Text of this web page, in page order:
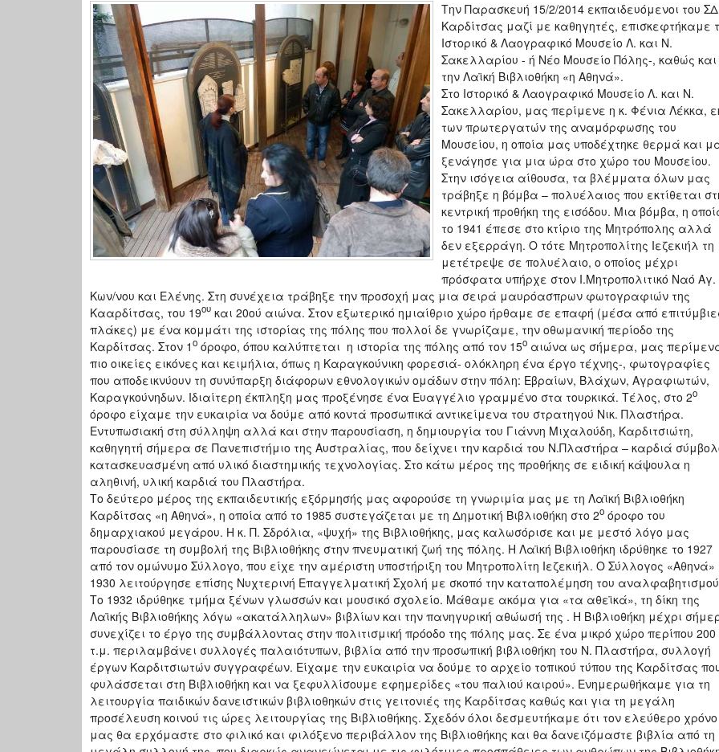
Την Παρασκευή 15/2/2014 εκπαιδευόμενοι του
Καρδίτσας μαζί με καθηγητές, επισκεφτήκαμε
Ιστορικό & Λαογραφικό Μουσείο Λ. και Ν.
Σακελλαρίου - ή Νέο Μουσείο Πόλης-, καθώς και
την Λαϊκή Βιβλιοθήκη «η Αθηνά».
Στο Ιστορικό & Λαογραφικό Μουσείο Λ. και Ν.
Σακελλαρίου, μας περίμενε η κ. Φένια Λέκκα,
των πρωτεργατών της αναμόρφωσης του
Μουσείου, η οποία μας υποδέχτηκε θερμά και
ξενάγησε για μια ώρα στο χώρο του Μουσείου.
Στην ισόγεια αίθουσα, τα βλέμματα όλων μας
τράβηξε η βόμβα – πολυέλαιος που εκτίθεται
κεντρική προθήκη της εισόδου. Μια βόμβα, η
το 1941 έπεσε στο κτίριο της Μητρόπολης αλλά
δεν εξερράγη. Ο τότε Μητροπολίτης Ιεζεκιήλ τη
μετέτρεψε σε πολυέλαιο, ο οποίος μέχρι
πρόσφατα υπήρχε στον Ι.Μητροπολιτικό Ναό Αγ.
Κων/νου και Ελένης. Στη συνέχεια τράβηξε την προσοχή μας μια σειρά μαυρόασπρων φωτογραφιών της
Κααρδίτσας, του 19ου και 20ού αιώνα. Στον εξωτερικό ημιαίθριο χώρο ήρθαμε σε επαφή (μέσα από
πλάκες) με ένα κομμάτι της ιστορίας της πόλης που πολλοί δε γνωρίζαμε, την οθωμανική περίοδο της
Καρδίτσας. Στον 1ο όροφο, όπου καλύπτεται η ιστορία της πόλης από τον 15ο αιώνα ως σήμερα, μας
πιο οικείες εικόνες και κειμήλια, όπως η Καραγκούνικη φορεσιά- ολόκληρη ένα έργο τέχνης-, φωτογραφίες
που αποδεικνύουν τη συνύπαρξη διάφορων εθνολογικών ομάδων στην πόλη: Εβραίων, Βλάχων, Αγραφιωτών,
Καραγκούνηδων. Ιδιαίτερη έκπληξη μας προξένησε ένα Ευαγγέλιο γραμμένο στα τουρκικά. Τέλος, στο 2ο
όροφο είχαμε την ευκαιρία να δούμε από κοντά προσωπικά αντικείμενα του στρατηγού Νικ. Πλαστήρα.
Εντυπωσιακή στη σύλληψη αλλά και στην παρουσίαση, η δημιουργία του Γιάννη Μιχαλούδη, Καρδιτσιώτη,
καθηγητή σήμερα σε Πανεπιστήμιο της Αυστραλίας, που δείχνει την καρδιά του Ν.Πλαστήρα – καρδιά
κατασκευασμένη από υλικό διαστημικής τεχνολογίας. Στο κάτω μέρος της προθήκης σε ειδική κάψουλα η
αληθινή, υλική καρδιά του Πλαστήρα.
Το δεύτερο μέρος της εκπαιδευτικής εξόρμησής μας αφορούσε τη γνωριμία μας με τη Λαϊκή Βιβλιοθήκη
Καρδίτσας «η Αθηνά», η οποία από το 1985 συστεγάζεται με τη Δημοτική Βιβλιοθήκη στο 2ο όροφο του
δημαρχιακού μεγάρου. Η κ. Π. Σδρόλια, «ψυχή» της Βιβλιοθήκης, μας καλωσόρισε και με μεστό λόγο μας
παρουσίασε τη συμβολή της Βιβλιοθήκης στην πνευματική ζωή της πόλης. Η Λαϊκή Βιβλιοθήκη ιδρύθηκε το 1927
από τον ομώνυμο Σύλλογο, που είχε την αμέριστη υποστήριξη του Μητροπολίτη Ιεζεκιήλ. Ο Σύλλογος «Αθηνά»
1930 λειτούργησε επίσης Νυχτερινή Επαγγελματική Σχολή με σκοπό την καταπολέμηση του
Το 1932 ιδρύθηκε τμήμα ξένων γλωσσών και μουσικό σχολείο. Μάθαμε ακόμα για «τα αθεϊκά», τη δίκη της
Λαϊκής Βιβλιοθήκης λόγω «ακατάλληλων» βιβλίων και την πανηγυρική αθώωσή της . Η Βιβλιοθήκη μέχρι
συνεχίζει το έργο της συμβάλλοντας στην πολιτισμική πρόοδο της πόλης μας. Σε ένα μικρό χώρο περίπου 200
τ.μ. περιλαμβάνει συλλογές παλαιότυπων, βιβλία από την προσωπική βιβλιοθήκη του Ν. Πλαστήρα, συλλογή
έργων Καρδιτσιωτών συγγραφέων. Είχαμε την ευκαιρία να δούμε το αρχείο τοπικού τύπου της Καρδίτσας
φυλάσσεται στη Βιβλιοθήκη και να ξεφυλλίσουμε εφημερίδες «του παλιού καιρού». Ενημερωθήκαμε για τη
λειτουργία παιδικών δανειστικών βιβλιοθηκών στις γειτονιές της Καρδίτσας καθώς και για τη μεγάλη
προσέλευση κοινού τις ώρες λειτουργίας της Βιβλιοθήκης. Σχεδόν όλοι δεσμευτήκαμε ότι τον ελεύθερο χρόνο
μας θα ερχόμαστε στο φιλικό και φιλόξενο περιβάλλον της Βιβλιοθήκης και θα δανειζόμαστε βιβλία από τη